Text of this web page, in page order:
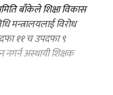
बाँकेले शिक्षा विकास
मन्त्रालयलाई विरोध
११ च उपदफा ९
अस्थायी शिक्षक